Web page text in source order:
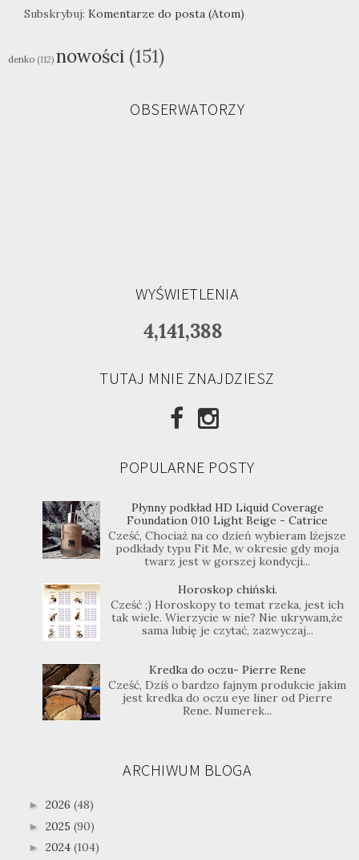
Subskrybuj: Komentarze do posta (Atom)
denko (112) nowości (151)
OBSERWATORZY
WYŚWIETLENIA
4,141,388
TUTAJ MNIE ZNAJDZIESZ
POPULARNE POSTY
Płynny podkład HD Liquid Coverage
Foundation 010 Light Beige - Catrice
Cześć, Chociaż na co dzień wybieram lżejsze
podkłady typu Fit Me, w okresie gdy moja
twarz jest w gorszej kondycji...
Horoskop chiński.
Cześć ;) Horoskopy to temat rzeka, jest ich
tak wiele. Wierzycie w nie? Nie ukrywam,że
sama lubię je czytać, zazwyczaj...
Kredka do oczu- Pierre Rene
Cześć, Dziś o bardzo fajnym produkcie jakim
jest kredka do oczu eye liner od Pierre
Rene. Numerek...
ARCHIWUM BLOGA
► 2026 (48)
► 2025 (90)
► 2024 (104)